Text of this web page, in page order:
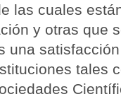
las cuales
y otras que
una
tales